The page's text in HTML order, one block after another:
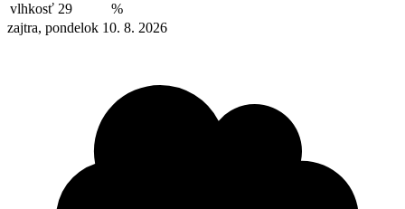
vlhkosť 29
%
zajtra, pondelok 10. 8. 2026